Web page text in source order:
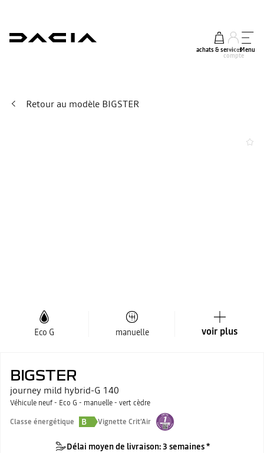
achats & services
mon
compte
Menu
Retour au modèle BIGSTER
Eco G manuelle voir plus
BIGSTER
journey mild hybrid-G 140
Véhicule neuf - Eco G - manuelle - vert cèdre
Classe énergétique
B Vignette Crit'Air
Délai moyen de livraison: 3 semaines *